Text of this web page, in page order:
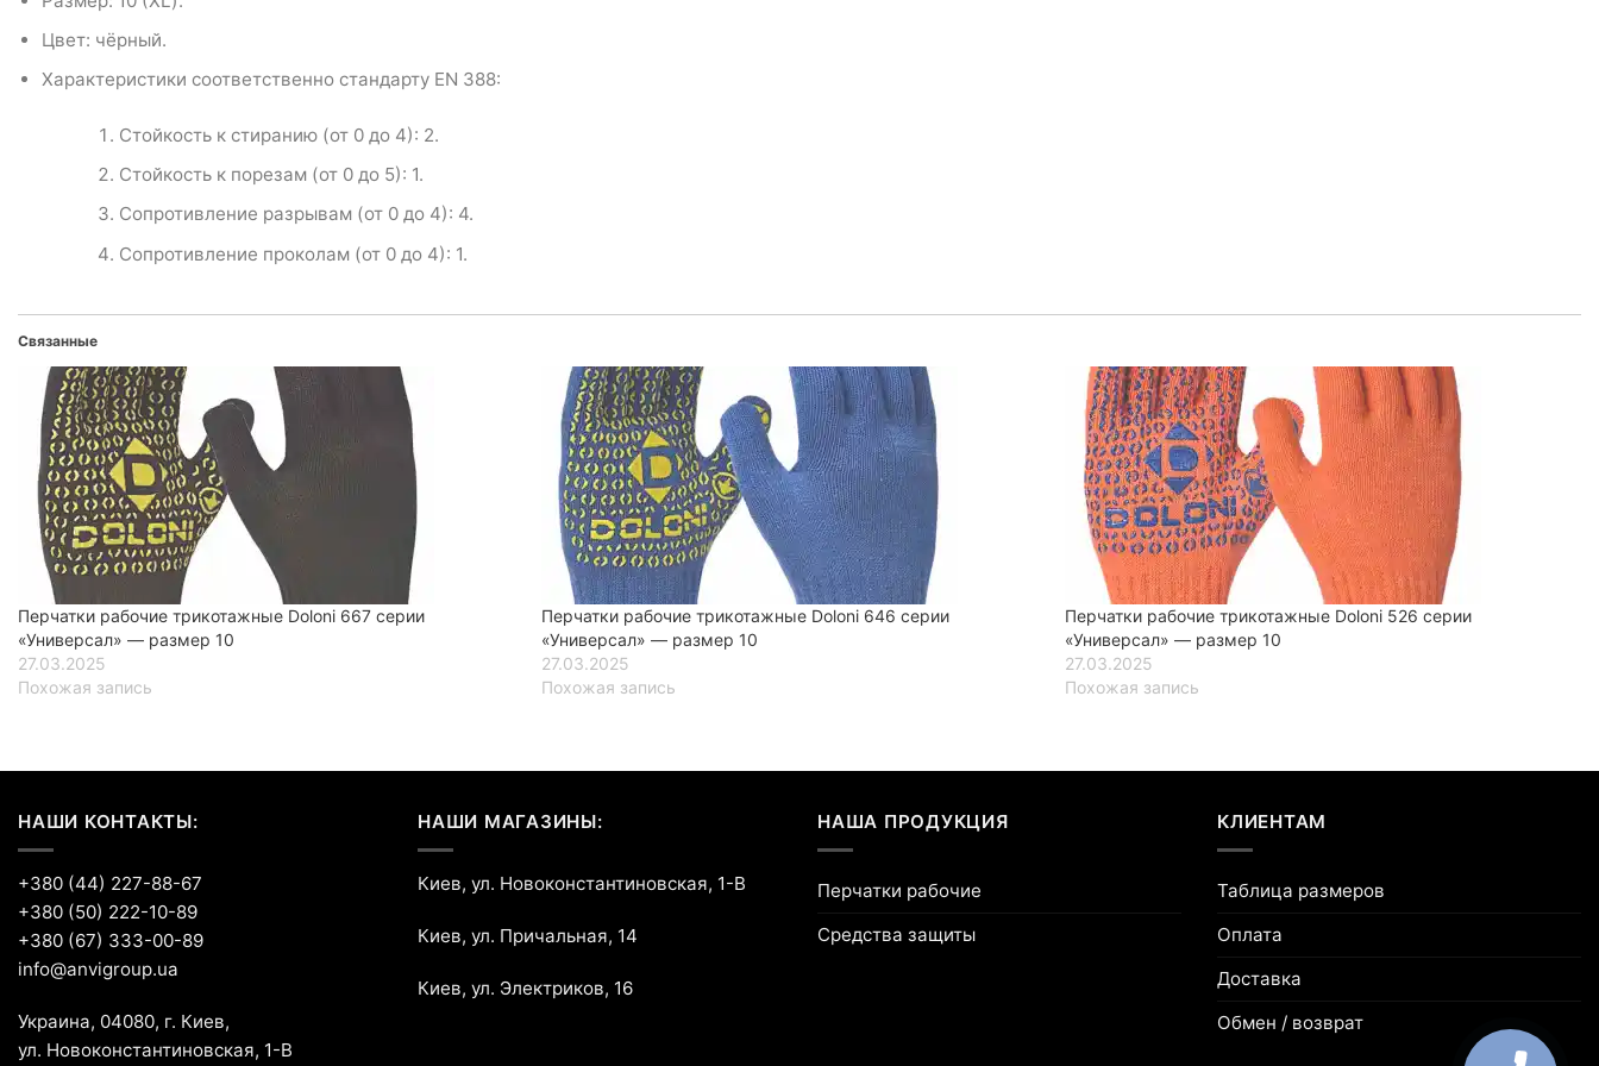
Цвет: чёрный.
Характеристики соответственно стандарту EN 388:
Стойкость к стиранию (от 0 до 4): 2.
Стойкость к порезам (от 0 до 5): 1.
Сопротивление разрывам (от 0 до 4): 4.
Сопротивление проколам (от 0 до 4): 1.
Связанные
Перчатки рабочие трикотажные Doloni 667 серии
«Универсал» — размер 10
27.03.2025
Похожая запись
Перчатки рабочие трикотажные Doloni 646 серии
«Универсал» — размер 10
27.03.2025
Похожая запись
Перчатки рабочие трикотажные Doloni 526 серии
«Универсал» — размер 10
27.03.2025
Похожая запись
НАШИ КОНТАКТЫ:
+380 (44) 227-88-67
+380 (50) 222-10-89
+380 (67) 333-00-89
info@anvigroup.ua
Украина, 04080, г. Киев,
ул. Новоконстантиновская, 1-В
НАШИ МАГАЗИНЫ:
Киев, ул. Новоконстантиновская, 1-В
Киев, ул. Причальная, 14
Киев, ул. Электриков, 16
НАША ПРОДУКЦИЯ
Перчатки рабочие
Средства защиты
КЛИЕНТАМ
Таблица размеров
Оплата
Доставка
Обмен / возврат